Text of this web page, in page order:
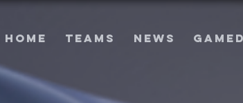
HOME TEAMS NEWS